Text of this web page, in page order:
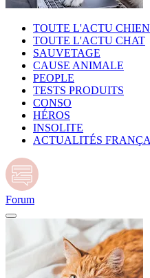
TOUTE L'ACTU CHIEN
TOUTE L'ACTU CHAT
SAUVETAGE
CAUSE ANIMALE
PEOPLE
TESTS PRODUITS
CONSO
HÉROS
INSOLITE
ACTUALITÉS
Forum